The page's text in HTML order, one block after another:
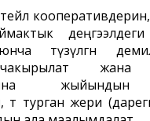
түзүлгөн
жана
турган жери